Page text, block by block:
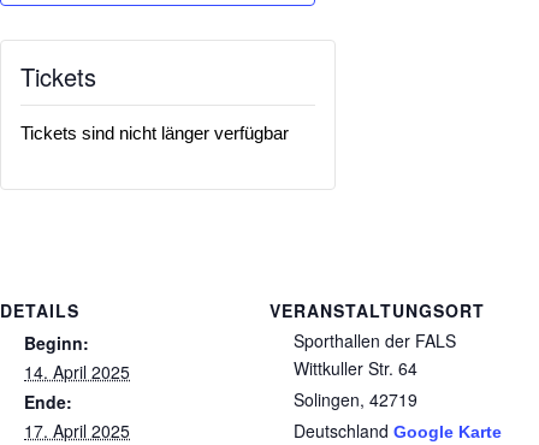
DETAILS
Beginn:
14. April 2025
Ende:
17. April 2025
VERANSTALTUNGSORT
Sporthallen der FALS
Wittkuller Str. 64
Solingen, 42719
Deutschland Google Karte
Tickets
Tickets sind nicht länger verfügbar